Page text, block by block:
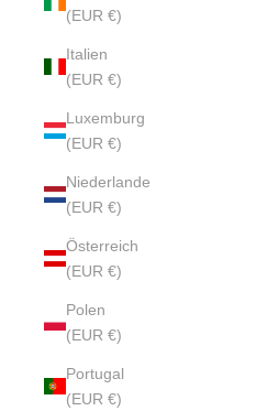
(EUR €)
Italien
(EUR €)
Luxemburg
(EUR €)
Niederlande
(EUR €)
Österreich
(EUR €)
Polen
(EUR €)
Portugal
(EUR €)